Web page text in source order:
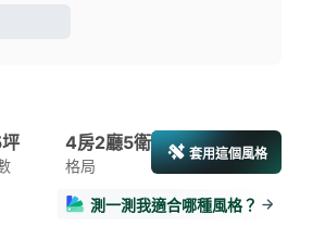
4房2廳5衛
格局
套用這個風格
測一測我適合哪種風格？